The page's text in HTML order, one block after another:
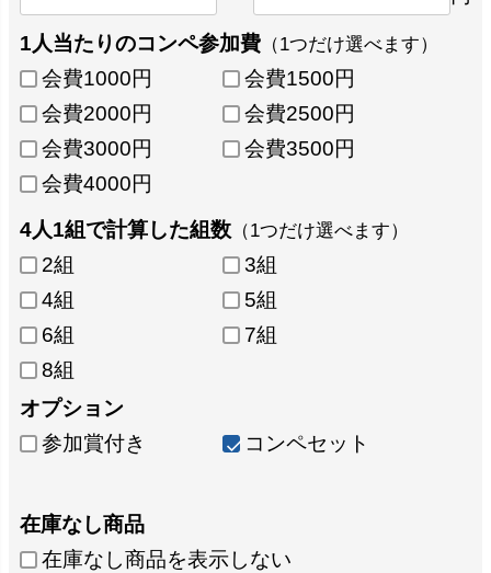
1人当たりのコンペ参加費 （1つだけ選べます）
会費1000円
会費1500円
会費2000円
会費2500円
会費3000円
会費3500円
会費4000円
4人1組で計算した組数 （1つだけ選べます）
2組
3組
4組
5組
6組
7組
8組
オプション
参加賞付き
コンペセット
在庫なし商品
在庫なし商品を表示しない